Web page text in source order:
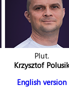
Plut.
Krzysztof
English version